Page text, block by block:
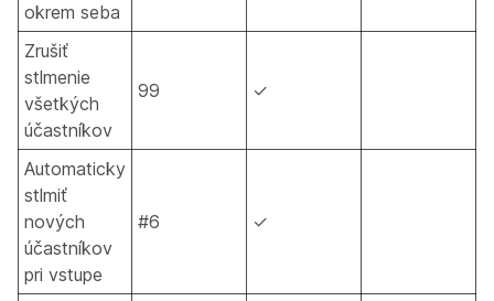
okrem seba
Zrušiť
stlmenie
všetkých
účastníkov
99 ✓
Automaticky
stlmiť
nových
účastníkov
pri vstupe
#6 ✓